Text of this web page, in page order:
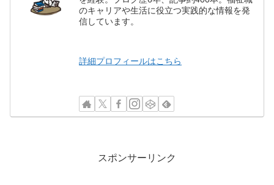
のキャリアや生活に役立つ実践的な情報を発
信しています。
詳細プロフィールはこちら
スポンサーリンク